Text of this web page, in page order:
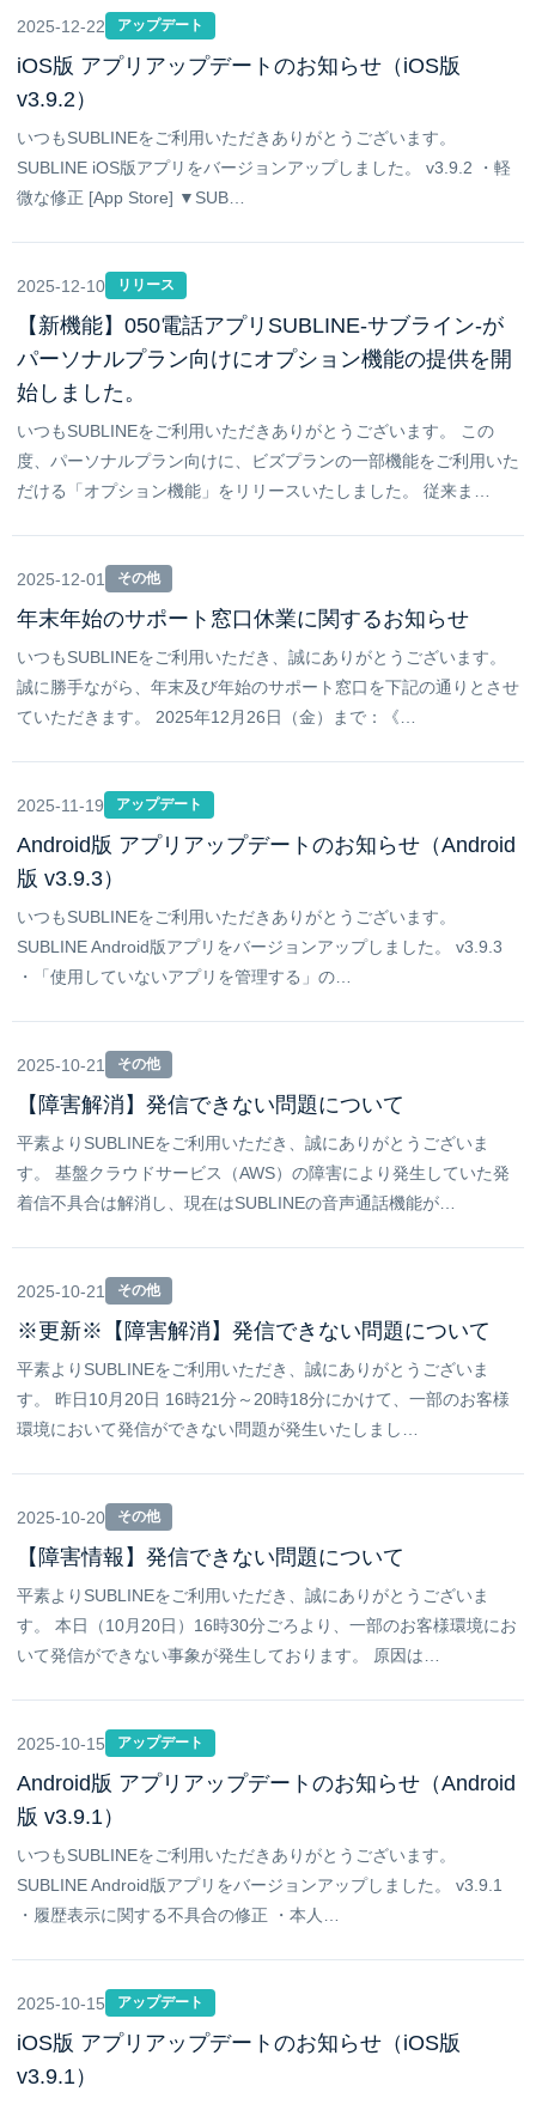
2025-12-22 アップデート
iOS版 アプリアップデートのお知らせ（iOS版
v3.9.2）
いつもSUBLINEをご利用いただきありがとうございます。
SUBLINE iOS版アプリをバージョンアップしました。 v3.9.2 ・軽
微な修正 [App Store] ▼SUB…
2025-12-10 リリース
【新機能】050電話アプリSUBLINE-サブライン-が
パーソナルプラン向けにオプション機能の提供を開
始しました。
いつもSUBLINEをご利用いただきありがとうございます。 この
度、パーソナルプラン向けに、ビズプランの一部機能をご利用いた
だける「オプション機能」をリリースいたしました。 従来ま…
2025-12-01 その他
年末年始のサポート窓口休業に関するお知らせ
いつもSUBLINEをご利用いただき、誠にありがとうございます。
誠に勝手ながら、年末及び年始のサポート窓口を下記の通りとさせ
ていただきます。 2025年12月26日（金）まで：《…
2025-11-19 アップデート
Android版 アプリアップデートのお知らせ（Android
版 v3.9.3）
いつもSUBLINEをご利用いただきありがとうございます。
SUBLINE Android版アプリをバージョンアップしました。 v3.9.3
・「使用していないアプリを管理する」の…
2025-10-21 その他
【障害解消】発信できない問題について
平素よりSUBLINEをご利用いただき、誠にありがとうございま
す。 基盤クラウドサービス（AWS）の障害により発生していた発
着信不具合は解消し、現在はSUBLINEの音声通話機能が…
2025-10-21 その他
※更新※【障害解消】発信できない問題について
平素よりSUBLINEをご利用いただき、誠にありがとうございま
す。 昨日10月20日 16時21分～20時18分にかけて、一部のお客様
環境において発信ができない問題が発生いたしまし…
2025-10-20 その他
【障害情報】発信できない問題について
平素よりSUBLINEをご利用いただき、誠にありがとうございま
す。 本日（10月20日）16時30分ごろより、一部のお客様環境にお
いて発信ができない事象が発生しております。 原因は…
2025-10-15 アップデート
Android版 アプリアップデートのお知らせ（Android
版 v3.9.1）
いつもSUBLINEをご利用いただきありがとうございます。
SUBLINE Android版アプリをバージョンアップしました。 v3.9.1
・履歴表示に関する不具合の修正 ・本人…
2025-10-15 アップデート
iOS版 アプリアップデートのお知らせ（iOS版
v3.9.1）